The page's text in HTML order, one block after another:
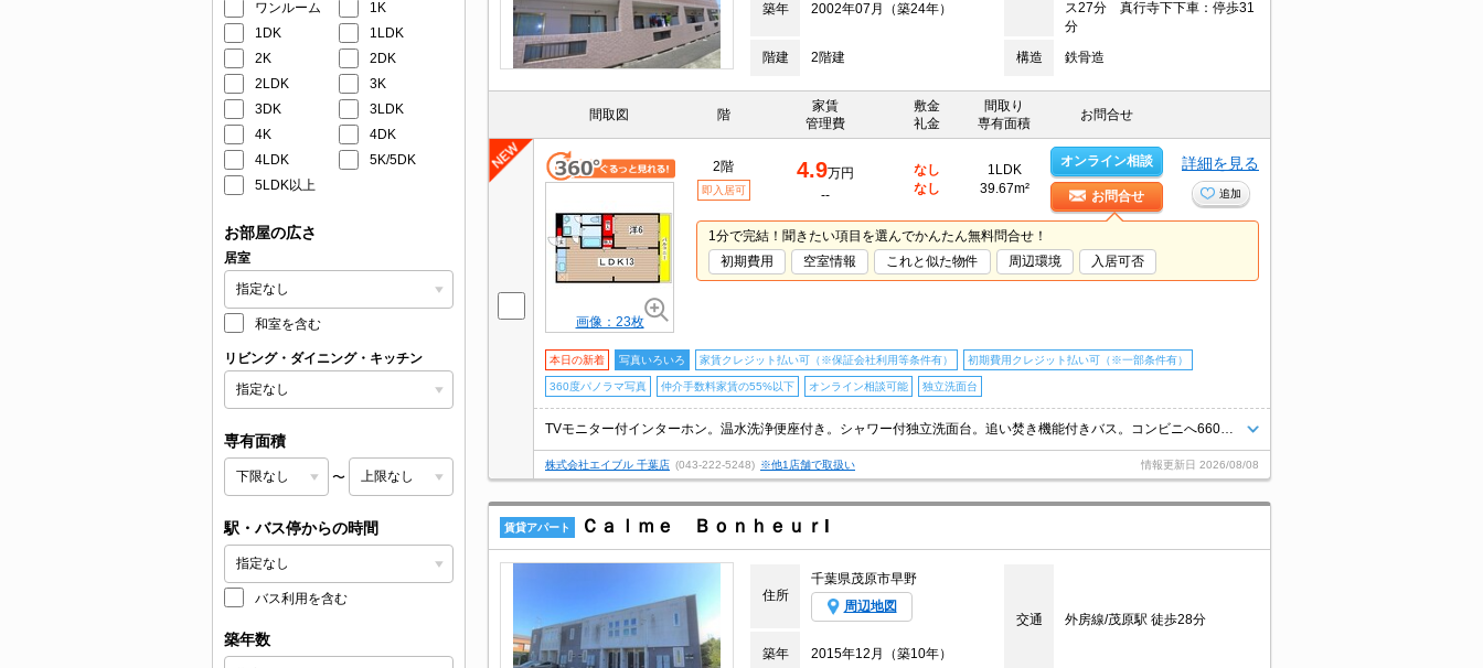
ワンルーム
1K
1DK
1LDK
2K
2DK
2LDK
3K
3DK
3LDK
4K
4DK
4LDK
5K/5DK
5LDK以上
お部屋の広さ
居室
和室を含む
リビング・ダイニング・キッチン
専有面積
〜
駅・バス停からの時間
バス利用を含む
築年数
ス27分 真行寺下下車：停歩31
分
築年 2002年07月（築24年）
階建 2階建 構造 鉄骨造
間取図 階
家賃
管理費
敷金
礼金
間取り
専有面積
お問合せ
画像：23枚
2階
即入居可
4.9万円
--
なし
なし
1LDK
39.67m²
オンライン相談
お問合せ
詳細を見る
追加
1分で完結！聞きたい項目を選んでかんたん無料問合せ！
初期費用
空室情報 これと似た物件 周辺環境 入居可否
本日の新着 写真いろいろ 家賃クレジット払い可（※保証会社利用等条件有） 初期費用クレジット払い可（※一部条件有）
360度パノラマ写真 仲介手数料家賃の55%以下 オンライン相談可能 独立洗面台
株式会社エイブル 千葉店 (043-222-5248) ※他1店舗で取扱い 情報更新日 2026/08/08
賃貸アパート Ｃａｌｍｅ ＢｏｎｈｅｕｒI
住所
千葉県茂原市早野
周辺地図
交通
外房線/茂原駅 徒歩28分
築年 2015年12月（築10年）